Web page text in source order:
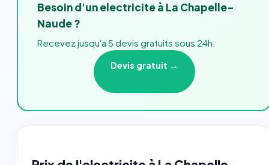
Besoin d'un electricite à La Chapelle-
Naude ?
Recevez jusqu'a 5 devis gratuits sous 24h.
Devis gratuit →